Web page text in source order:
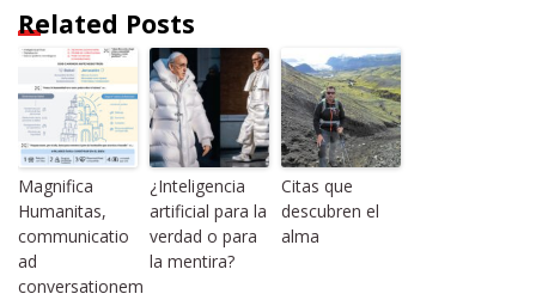
Related Posts
Magnifica
Humanitas,
communicatio
ad
conversationem
¿Inteligencia
artificial para la
verdad o para
la mentira?
Citas que
descubren el
alma